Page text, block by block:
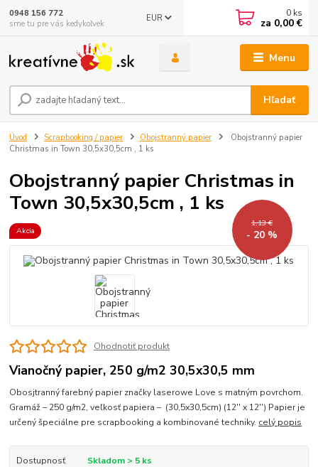
Menu
EUR
Hľadať
0948 156 772
sme tu pre vás kedykoľvek
0 ks
za 0,00 €
Úvod Scrapbooking / papier Obojstranný papier
Obojstranný papier
Christmas in Town 30,5x30,5cm , 1 ks
Obojstranný papier Christmas in
Town 30,5x30,5cm , 1 ks
Akcia
1,13 €
- 20 %
Ohodnotiť produkt
Vianočný papier, 250 g/m2 30,5x30,5 mm
Obosjtranný farebný papier značky laserowe Love s matným povrchom.
Gramáž – 250 g/m2, veľkosť papiera – (30,5x30,5cm) (12'' x 12'') Papier je
určený špeciálne pre scrapbooking a kombinované techniky. celý popis
Dostupnosť Skladom > 5 ks